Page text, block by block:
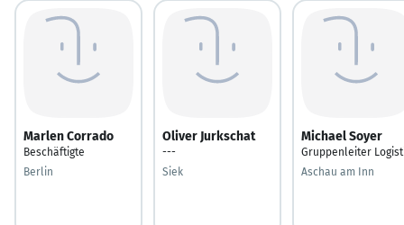
Marlen Corrado
Beschäftigte
Berlin
Oliver Jurkschat
---
Siek
Michael Soyer
Gruppenleiter
Aschau am Inn